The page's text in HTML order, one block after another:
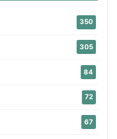
350
305
84
72
67